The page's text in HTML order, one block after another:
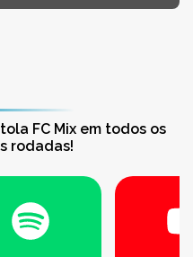
FC Mix em todos os
rodadas!